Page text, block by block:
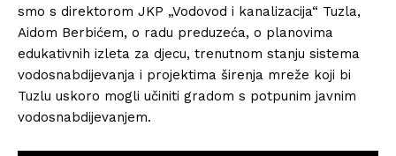
smo s direktorom JKP „Vodovod i kanalizacija“ Tuzla,
Aidom Berbićem, o radu preduzeća, o planovima
edukativnih izleta za djecu, trenutnom stanju sistema
vodosnabdijevanja i projektima širenja mreže koji bi
Tuzlu uskoro mogli učiniti gradom s potpunim javnim
vodosnabdijevanjem.